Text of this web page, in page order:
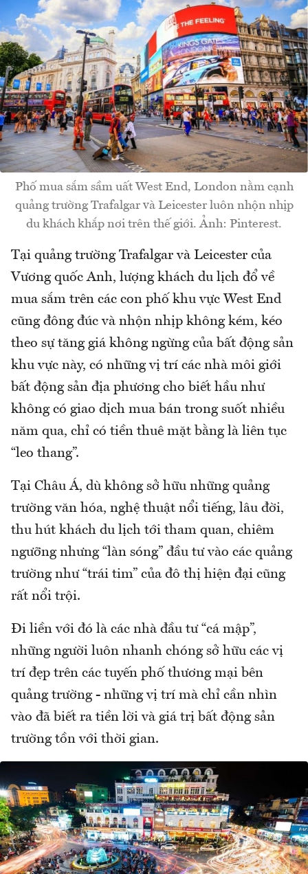
Phố mua sắm sầm uất West End, London nằm cạnh
quảng trường Trafalgar và Leicester luôn nhộn nhịp
du khách khắp nơi trên thế giới. Ảnh: Pinterest.
Tại quảng trường Trafalgar và Leicester của
Vương quốc Anh, lượng khách du lịch đổ về
mua sắm trên các con phố khu vực West End
cũng đông đúc và nhộn nhịp không kém, kéo
theo sự tăng giá không ngừng của bất động sản
khu vực này, có những vị trí các nhà môi giới
bất động sản địa phương cho biết hầu như
không có giao dịch mua bán trong suốt nhiều
năm qua, chỉ có tiền thuê mặt bằng là liên tục
“leo thang”.
Tại Châu Á, dù không sở hữu những quảng
trường văn hóa, nghệ thuật nổi tiếng, lâu đời,
thu hút khách du lịch tới tham quan, chiêm
ngưỡng nhưng “làn sóng” đầu tư vào các quảng
trường như “trái tim” của đô thị hiện đại cũng
rất nổi trội.
Đi liền với đó là các nhà đầu tư “cá mập”,
những người luôn nhanh chóng sở hữu các vị
trí đẹp trên các tuyến phố thương mại bên
quảng trường - những vị trí mà chỉ cần nhìn
vào đã biết ra tiền lời và giá trị bất động sản
trường tồn với thời gian.